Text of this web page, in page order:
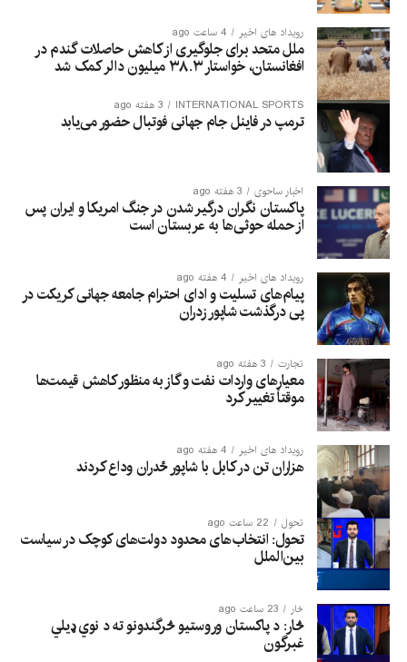
شبکه جهانی رادیو تلویزیون
آریانا حق پخش انحصاری این
سلسله مسابقات یک‌روزه میان
افغانستان و ایرلند را در
افغانستان در اختیار دارد و هر
پنج دیدار را به‌صورت زنده
پخش خواهد کرد.
علاقه‌مندان کریکت می‌توانند تمامی مسابقات را به‌صورت زنده از
تلویزیون آریانا دنبال کنند و برای اطلاع از برنامه مسابقات،
به‌روزرسانی‌های لحظه‌ای، اخبار فوری و پوشش کامل این رقابت‌ها،
صفحات تلویزیون آریانا، آریانا اسپورت و آریانا نیوز را در فیسبوک،
اینستاگرام و ایکس دنبال کنند.
رویداد های اخیر 4 ساعت ago
ملل متحد برای جلوگیری از کاهش حاصلات گندم در
افغانستان، خواستار ۳۸.۳ میلیون دالر کمک شد
INTERNATIONAL SPORTS 3 هفته ago
ترمپ در فاینل جام جهانی فوتبال حضور می‌یابد
اخبار ساحوی 3 هفته ago
پاکستان نگران درگیر شدن در جنگ امریکا و ایران پس
از حمله حوثی‌ها به عربستان است
رویداد های اخیر 4 هفته ago
پیام‌های تسلیت و ادای احترام جامعه جهانی کریکت در
پی درگذشت شاپور زدران
تجارت 3 هفته ago
معیارهای واردات نفت و گاز به منظور کاهش قیمت‌ها
موقتاً تغییر کرد
رویداد های اخیر 4 هفته ago
هزاران تن در کابل با شاپور ځدران وداع کردند
تحول 22 ساعت ago
تحول: انتخاب‌های محدود دولت‌های کوچک در سیاست
بین‌الملل
څار 23 ساعت ago
څار: د پاکستان وروستیو څرگندونو ته د نوي ډیلي
غبرگون